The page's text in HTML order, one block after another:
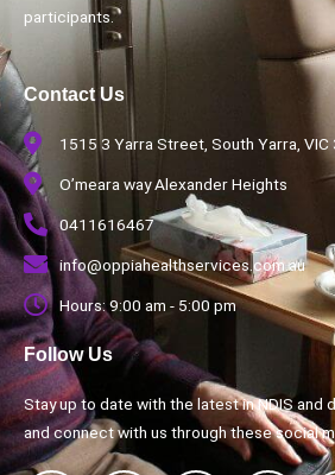
participants.
Contact Us
1515 3 Yarra Street, South Yarra, VIC
O’meara way Alexander Heights
0411616467
info@oppiahealthservices.com.au
Hours: 9:00 am - 5:00 pm
Follow Us
Stay up to date with the latest in NDIS and
and connect with us through these social